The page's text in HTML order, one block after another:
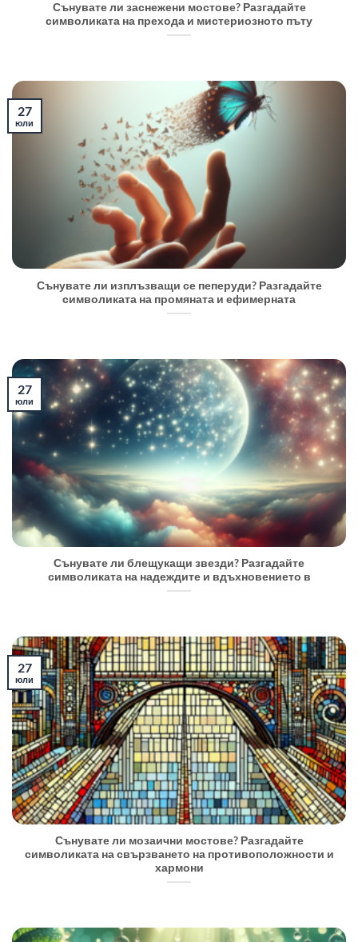
Сънувате ли заснежени мостове? Разгадайте
символиката на прехода и мистериозното пъту
Сънувате ли изплъзващи се пеперуди? Разгадайте
символиката на промяната и ефимерната
27
юли
Сънувате ли блещукащи звезди? Разгадайте
символиката на надеждите и вдъхновението в
27
юли
Сънувате ли мозаични мостове? Разгадайте
символиката на свързването на противоположности и
хармони
27
юли